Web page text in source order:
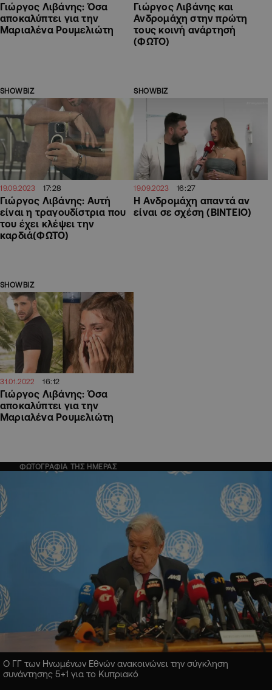
Γιώργος Λιβάνης: Όσα
αποκαλύπτει για την
Μαριαλένα Ρουμελιώτη
Γιώργος Λιβάνης και
Ανδρομάχη στην πρώτη
τους κοινή ανάρτησή
(ΦΩΤΟ)
SHOWBIZ
19.09.2023 17:28
Γιώργος Λιβάνης: Αυτή
είναι η τραγουδίστρια που
του έχει κλέψει την
καρδιά(ΦΩΤΟ)
SHOWBIZ
19.09.2023 16:27
H Aνδρομάχη απαντά αν
είναι σε σχέση (ΒΙΝΤΕΙΟ)
SHOWBIZ
31.01.2022 16:12
Γιώργος Λιβάνης: Όσα
αποκαλύπτει για την
Μαριαλένα Ρουμελιώτη
ΦΩΤΟΓΡΑΦΙΑ ΤΗΣ ΗΜΕΡΑΣ
Ο ΓΓ των Ηνωμένων Εθνών ανακοινώνει την σύγκληση
συνάντησης 5+1 για το Κυπριακό